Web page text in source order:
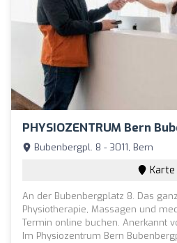
PHYSIOZENTRUM Bern
Bubenbergpl. 8 - 3011, Bern
Karte
An der Bubenbergplatz 8. Das
Physiotherapie, Massagen und
Termin online buchen. Anerkannt
Im Physiozentrum Bern